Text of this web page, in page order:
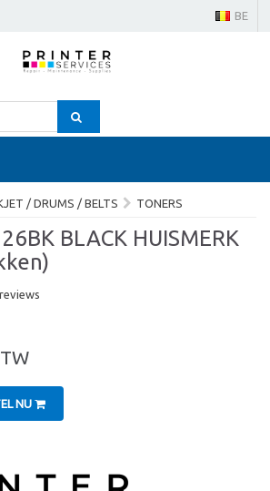
BE
/ DRUMS / BELTS TONERS
BLACK HUISMERK
NU